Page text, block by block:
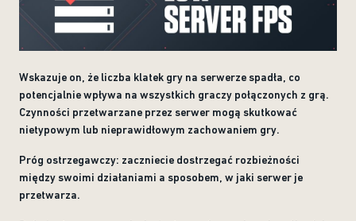
Wskazuje on, że liczba klatek gry na serwerze spadła, co
potencjalnie wpływa na wszystkich graczy połączonych z grą.
Czynności przetwarzane przez serwer mogą skutkować
nietypowym lub nieprawidłowym zachowaniem gry.
Próg ostrzegawczy: zaczniecie dostrzegać rozbieżności
między swoimi działaniami a sposobem, w jaki serwer je
przetwarza.